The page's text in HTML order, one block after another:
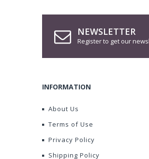
NEWSLETTER
Register to get our
INFORMATION
About Us
Terms of Use
Privacy Policy
Shipping Policy